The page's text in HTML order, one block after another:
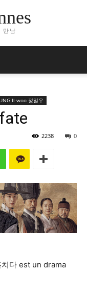
남
Il-woo 정일우
0
2238
다 est un drama